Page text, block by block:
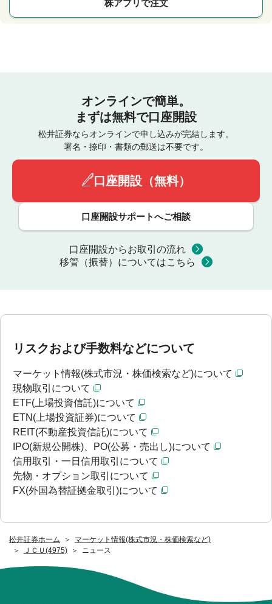
松井証券ホーム
マーケット情報(株式市況・株価検索など)
ＪＣＵ(4975)
ニュース
株アプリで注文
オンラインで簡単。
まずは無料で口座開設
松井証券ならオンラインで申し込みが完結します。
署名・捺印・書類の郵送は不要です。
口座開設（無料）
口座開設サポートへご相談
口座開設からお取引の流れ
移管（振替）についてはこちら
リスクおよび手数料などについて
マーケット情報(株式市況・株価検索など)について
現物取引について
ETF(上場投資信託)について
ETN(上場投資証券)について
REIT(不動産投資信託)について
IPO(新規公開株)、PO(公募・売出し)について
信用取引・一日信用取引について
先物・オプション取引について
FX(外国為替証拠金取引)について